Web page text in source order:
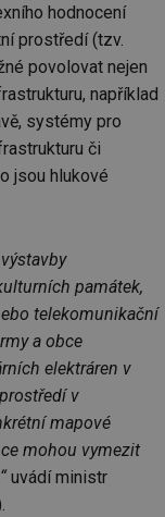
hodnocení
prostředí (tzv.
povolovat nejen
například
systémy pro
či
jsou hlukové
památek,
telekomunikační
a obce
elektráren v
v
mapové
mohou vymezit
uvádí ministr